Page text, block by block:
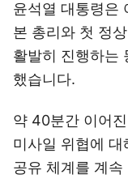
윤석열 대통령은
본 총리와 첫 정
활발히 진행하는
했습니다.
약 40분간 이어
미사일 위협에
공유 체계를 계